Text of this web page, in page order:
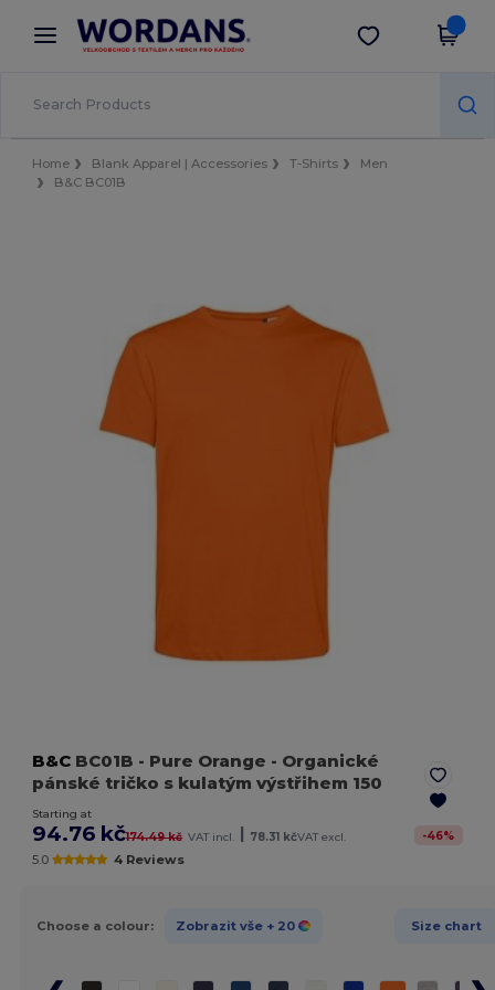
× Aplikace Wordans
Lepší ceny v aplikaci!
Stáhnout app
Home Blank Apparel | Accessories T-Shirts
Men
B&C BC01B
B&C BC01B - Pure Orange - Organické
pánské tričko s kulatým výstřihem 150
Starting at
94.76 kč174.49 kč VAT incl. | 78.31 kčVAT excl. -46%
5.0 4 Reviews
Choose a colour: Zobrazit vše + 20 Size chart